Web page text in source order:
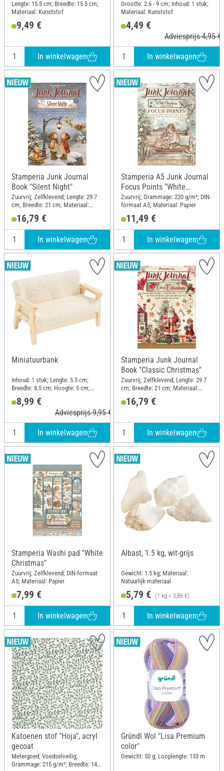
Christmas"
Lengte: 15.5 cm; Breedte: 15.5 cm;
Materiaal: Kunststof
9,49 €
In winkelwagen
Grootte: 2.6 - 9 cm; Inhoud: 1 stuk;
Materiaal: Kunststof
4,49 €
Adviesprijs 4,95 €
In winkelwagen
Stamperia Junk Journal
Book "Silent Night"
Zuurvrij; Zelfklevend; Lengte: 29.7
cm; Breedte: 21 cm; Materiaal:
Papier
16,79 €
In winkelwagen
Stamperia A5 Junk Journal
Focus Points "White
Christmas"
Zuurvrij; Grammage: 220 g/m²; DIN-
formaat A5; Materiaal: Papier
11,49 €
In winkelwagen
Miniatuurbank
Inhoud: 1 stuk; Lengte: 5.5 cm;
Breedte: 8.5 cm; Hoogte: 5 cm;
8,99 €
Adviesprijs 9,95 €
In winkelwagen
Stamperia Junk Journal
Book "Classic Christmas"
Zuurvrij; Zelfklevend; Lengte: 29.7
cm; Breedte: 21 cm; Materiaal:
16,79 €
In winkelwagen
Stamperia Washi pad "White
Christmas"
Zuurvrij; Zelfklevend; DIN-formaat
A5; Materiaal: Papier
7,99 €
In winkelwagen
Albast, 1.5 kg, wit-grijs
Gewicht: 1.5 kg; Materiaal:
Natuurlijk materiaal
5,79 € (1 kg = 3,86 €)
In winkelwagen
Katoenen stof "Hoja", acryl
gecoat
Metergoed; Voedselveilig;
Grammage: 215 g/m²; Breedte: 140
Gründl Wol "Lisa Premium
color"
Gewicht: 50 g; Looplengte: 133 m